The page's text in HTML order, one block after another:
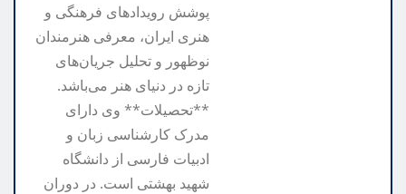
پوشش رویدادهای فرهنگی و
هنری ایران، معرفی هنرمندان
نوظهور و تحلیل جریان‌های
تازه در دنیای هنر می‌باشد.
**تحصیلات** وی دارای
مدرک کارشناسی زبان و
ادبیات فارسی از دانشگاه
شهید بهشتی است. در دوران